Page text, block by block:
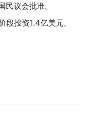
议会批准。
投资1.4亿美元。